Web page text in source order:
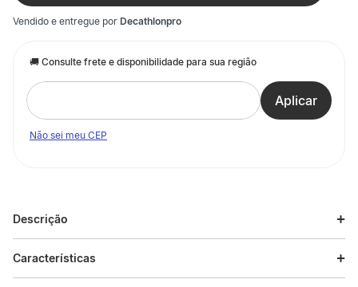
Vendido e entregue por Decathlonpro
Não sei meu CEP
Descrição
Os nossos criadores caminheiros ecodesenharam estas
Características